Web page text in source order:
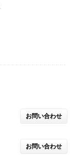
お問い合わせ
お問い合わせ